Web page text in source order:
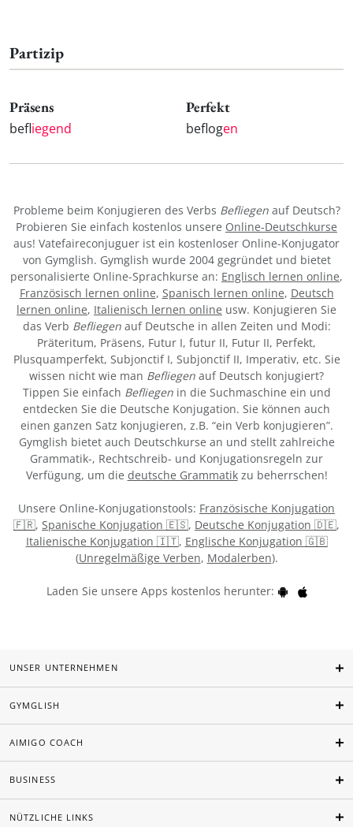
Partizip
Präsens
befliegend
Perfekt
beflogen
Probleme beim Konjugieren des Verbs Befliegenauf Deutsch?
Probieren Sie einfach kostenlos unsere Online-Deutschkurse
aus! Vatefaireconjuguer ist ein kostenloser Online-Konjugator
von Gymglish. Gymglish wurde 2004 gegründet und bietet
personalisierte Online-Sprachkurse an: Englisch lernen online,
Französisch lernen online, Spanisch lernen online, Deutsch
lernen online, Italienisch lernen online usw. Konjugieren Sie
das Verb Befliegenauf Deutsche in allen Zeiten und Modi:
Präteritum, Präsens, Futur I, futur II, Futur II, Perfekt,
Plusquamperfekt, Subjonctif I, Subjonctif II, Imperativ, etc. Sie
wissen nicht wie man Befliegen auf Deutsch konjugiert?
Tippen Sie einfach Befliegenin die Suchmaschine ein und
entdecken Sie die Deutsche Konjugation. Sie können auch
einen ganzen Satz konjugieren, z.B. “ein Verb konjugieren”.
Gymglish bietet auch Deutschkurse an und stellt zahlreiche
Grammatik-, Rechtschreib- und Konjugationsregeln zur
Verfügung, um die deutsche Grammatikzu beherrschen!
Unsere Online-Konjugationstools: Französische Konjugation
🇫🇷, Spanische Konjugation 🇪🇸, Deutsche Konjugation 🇩🇪,
Italienische Konjugation 🇮🇹, Englische Konjugation 🇬🇧
(Unregelmäßige Verben, Modalerben).
Laden Sie unsere Apps kostenlos herunter:
UNSER UNTERNEHMEN
GYMGLISH
AIMIGO COACH
BUSINESS
NÜTZLICHE LINKS